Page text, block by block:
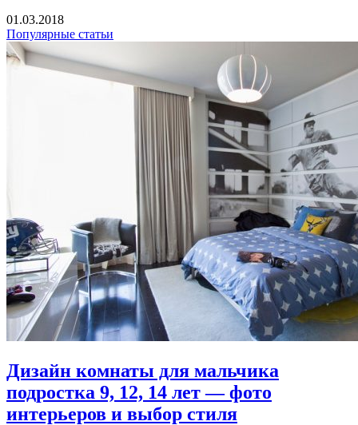
01.03.2018
Популярные статьи
Дизайн комнаты для мальчика
подростка 9, 12, 14 лет — фото
интерьеров и выбор стиля